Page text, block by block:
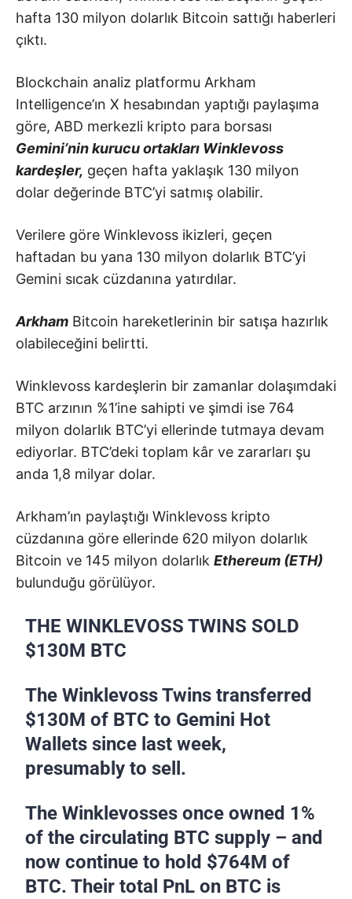
hafta 130 milyon dolarlık Bitcoin sattığı haberleri
çıktı.
Blockchain analiz platformu Arkham
Intelligence’ın X hesabından yaptığı paylaşıma
göre, ABD merkezli kripto para borsası
Gemini’nin kurucu ortakları Winklevoss
kardeşler, geçen hafta yaklaşık 130 milyon
dolar değerinde BTC’yi satmış olabilir.
Verilere göre Winklevoss ikizleri, geçen
haftadan bu yana 130 milyon dolarlık BTC’yi
Gemini sıcak cüzdanına yatırdılar.
Arkham Bitcoin hareketlerinin bir satışa hazırlık
olabileceğini belirtti.
Winklevoss kardeşlerin bir zamanlar dolaşımdaki
BTC arzının %1’ine sahipti ve şimdi ise 764
milyon dolarlık BTC’yi ellerinde tutmaya devam
ediyorlar. BTC’deki toplam kâr ve zararları şu
anda 1,8 milyar dolar.
Arkham’ın paylaştığı Winklevoss kripto
cüzdanına göre ellerinde 620 milyon dolarlık
Bitcoin ve 145 milyon dolarlık Ethereum (ETH)
bulunduğu görülüyor.
THE WINKLEVOSS TWINS SOLD
$130M BTC
The Winklevoss Twins transferred
$130M of BTC to Gemini Hot
Wallets since last week,
presumably to sell.
The Winklevosses once owned 1%
of the circulating BTC supply – and
now continue to hold $764M of
BTC. Their total PnL on BTC is